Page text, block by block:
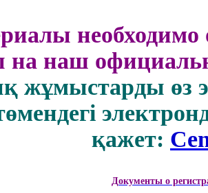
необходимо
на наш
жұмыстарды өз
қажет:
Документы о